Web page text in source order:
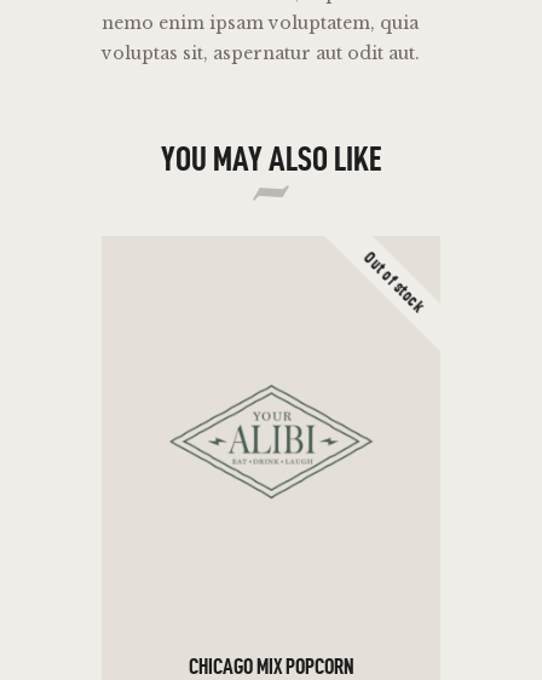
nemo enim ipsam voluptatem, quia
voluptas sit, aspernatur aut odit aut.
YOU MAY ALSO LIKE
Out of stock
CHICAGO MIX POPCORN